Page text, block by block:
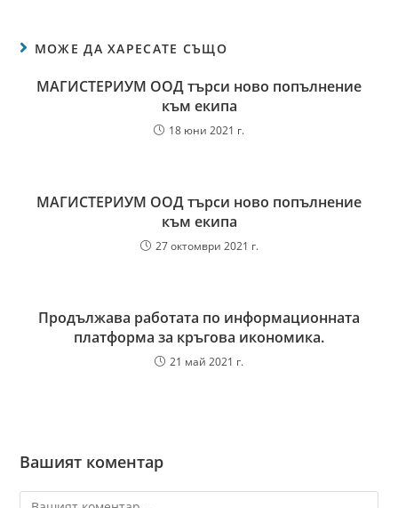
МОЖЕ ДА ХАРЕСАТЕ СЪЩО
МАГИСТЕРИУМ ООД търси ново попълнение
към екипа
18 юни 2021 г.
МАГИСТЕРИУМ ООД търси ново попълнение
към екипа
27 октомври 2021 г.
Продължава работата по информационната
платформа за кръгова икономика.
21 май 2021 г.
Вашият коментар